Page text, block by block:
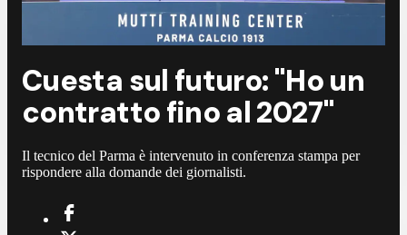
Cuesta sul futuro: "Ho un
contratto fino al 2027"
Il tecnico del Parma è intervenuto in conferenza stampa per
rispondere alla domande dei giornalisti.